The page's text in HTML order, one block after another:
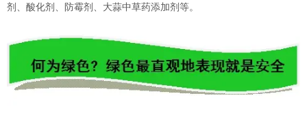
剂、酸化剂、防霉剂、大蒜中草药添加剂等。